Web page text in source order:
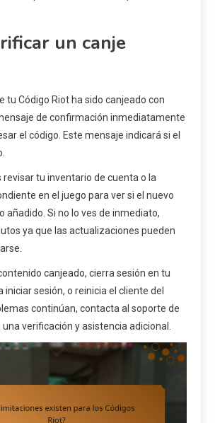
un canje
tu Código Riot ha sido canjeado con
de confirmación inmediatamente
el código. Este mensaje indicará si el
revisar tu inventario de cuenta o la
en el juego para ver si el nuevo
añadido. Si no lo ves de inmediato,
ya que las actualizaciones pueden
canjeado, cierra sesión en tu
iniciar sesión, o reinicia el cliente del
continúan, contacta al soporte de
una verificación y asistencia adicional.